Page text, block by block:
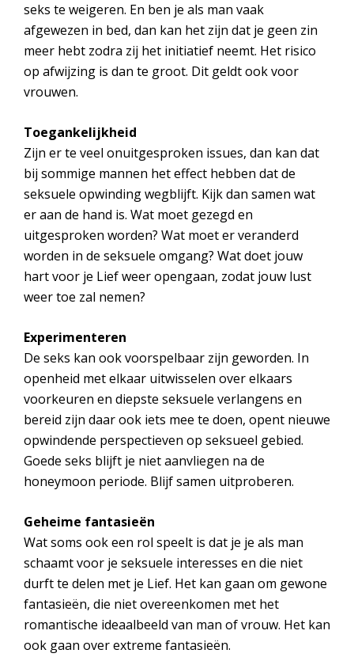
seks te weigeren. En ben je als man vaak
afgewezen in bed, dan kan het zijn dat je geen zin
meer hebt zodra zij het initiatief neemt. Het risico
op afwijzing is dan te groot. Dit geldt ook voor
vrouwen.
Toegankelijkheid
Zijn er te veel onuitgesproken issues, dan kan dat
bij sommige mannen het effect hebben dat de
seksuele opwinding wegblijft. Kijk dan samen wat
er aan de hand is. Wat moet gezegd en
uitgesproken worden? Wat moet er veranderd
worden in de seksuele omgang? Wat doet jouw
hart voor je Lief weer opengaan, zodat jouw lust
weer toe zal nemen?
Experimenteren
De seks kan ook voorspelbaar zijn geworden. In
openheid met elkaar uitwisselen over elkaars
voorkeuren en diepste seksuele verlangens en
bereid zijn daar ook iets mee te doen, opent nieuwe
opwindende perspectieven op seksueel gebied.
Goede seks blijft je niet aanvliegen na de
honeymoon periode. Blijf samen uitproberen.
Geheime fantasieën
Wat soms ook een rol speelt is dat je je als man
schaamt voor je seksuele interesses en die niet
durft te delen met je Lief. Het kan gaan om gewone
fantasieën, die niet overeenkomen met het
romantische ideaalbeeld van man of vrouw. Het kan
ook gaan over extreme fantasieën.